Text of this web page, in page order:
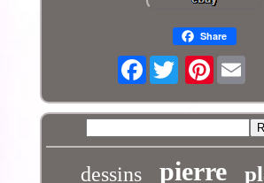
Share
Facebook Pinterest
dessins pierre